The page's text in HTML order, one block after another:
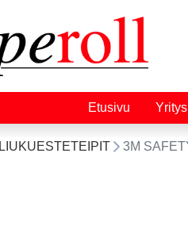
Etusivu Yritys
LIUKUESTETEIPIT 3M